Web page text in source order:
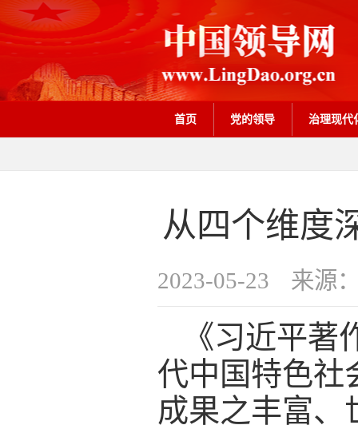
首页 党的领导 治理现代
从四个维度
2023-05-23 来源
《习近平
代中国特色社
成果之丰富、